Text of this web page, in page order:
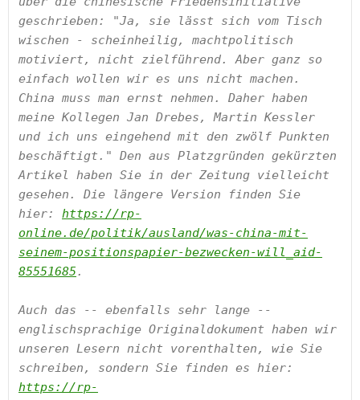
geschrieben: "Ja, sie lässt sich vom Tisch
wischen - scheinheilig, machtpolitisch
motiviert, nicht zielführend. Aber ganz so
einfach wollen wir es uns nicht machen.
China muss man ernst nehmen. Daher haben
meine Kollegen Jan Drebes, Martin Kessler
und ich uns eingehend mit den zwölf Punkten
beschäftigt." Den aus Platzgründen gekürzten
Artikel haben Sie in der Zeitung vielleicht
gesehen. Die längere Version finden Sie
hier: https://rp-
online.de/politik/ausland/was-china-mit-
seinem-positionspapier-bezwecken-will_aid-
85551685.
Auch das -- ebenfalls sehr lange --
englischsprachige Originaldokument haben wir
unseren Lesern nicht vorenthalten, wie Sie
https://rp-